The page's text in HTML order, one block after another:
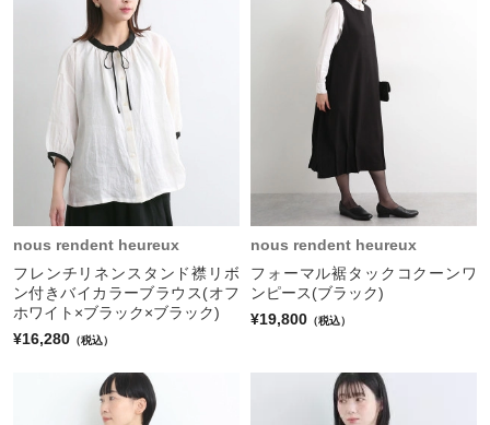
nous rendent heureux
フレンチリネンスタンド襟リボ
ン付きバイカラーブラウス(オフ
ホワイト×ブラック×ブラック)
¥16,280 （税込）
nous rendent heureux
フォーマル裾タックコクーンワ
ンピース(ブラック)
¥19,800 （税込）